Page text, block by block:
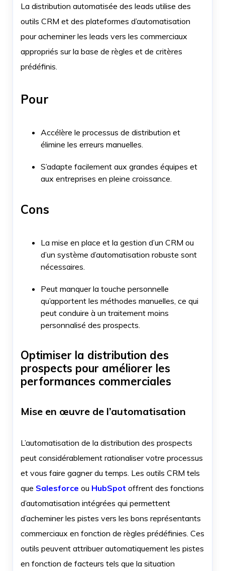
La distribution automatisée des leads utilise des
outils CRM et des plateformes d’automatisation
pour acheminer les leads vers les commerciaux
appropriés sur la base de règles et de critères
prédéfinis.
Pour
Accélère le processus de distribution et
élimine les erreurs manuelles.
S’adapte facilement aux grandes équipes et
aux entreprises en pleine croissance.
Cons
La mise en place et la gestion d’un CRM ou
d’un système d’automatisation robuste sont
nécessaires.
Peut manquer la touche personnelle
qu’apportent les méthodes manuelles, ce qui
peut conduire à un traitement moins
personnalisé des prospects.
Optimiser la distribution des
prospects pour améliorer les
performances commerciales
Mise en œuvre de l’automatisation
L’automatisation de la distribution des prospects
peut considérablement rationaliser votre processus
et vous faire gagner du temps. Les outils CRM tels
que Salesforce ou HubSpot offrent des fonctions
d’automatisation intégrées qui permettent
d’acheminer les pistes vers les bons représentants
commerciaux en fonction de règles prédéfinies. Ces
outils peuvent attribuer automatiquement les pistes
en fonction de facteurs tels que la situation